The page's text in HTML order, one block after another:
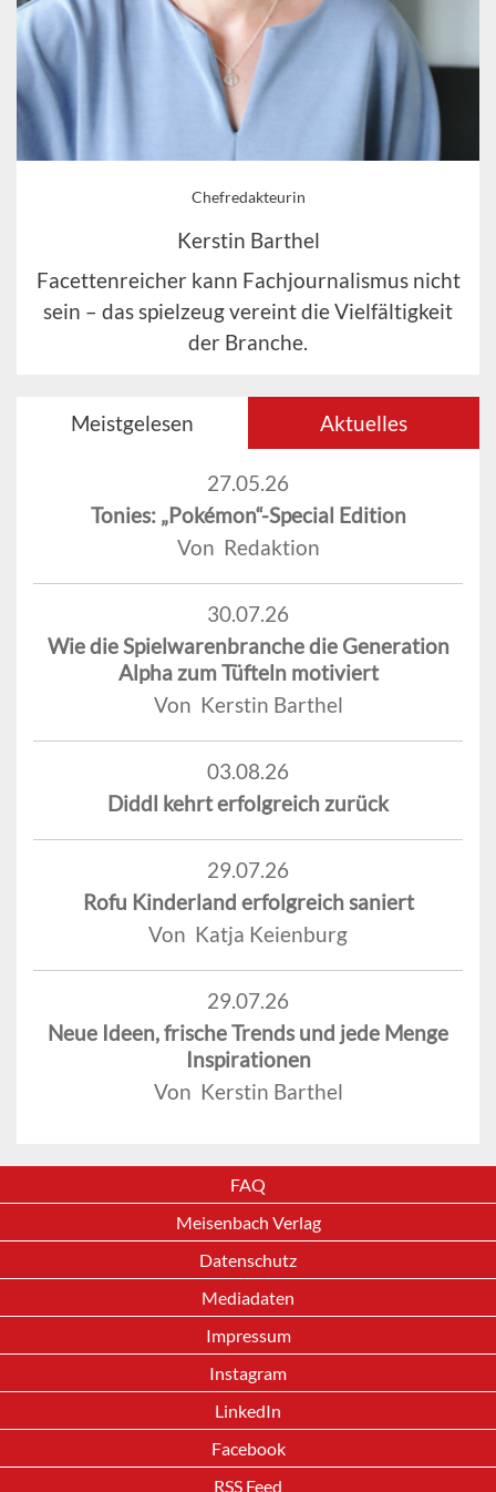
Chefredakteurin
Kerstin Barthel
Facettenreicher kann Fachjournalismus nicht
sein – das spielzeug vereint die Vielfältigkeit
der Branche.
Meistgelesen Aktuelles
27.05.26
Tonies: „Pokémon“-Special Edition
Von Redaktion
30.07.26
Wie die Spielwarenbranche die Generation
Alpha zum Tüfteln motiviert
Von Kerstin Barthel
03.08.26
Diddl kehrt erfolgreich zurück
29.07.26
Rofu Kinderland erfolgreich saniert
Von Katja Keienburg
29.07.26
Neue Ideen, frische Trends und jede Menge
Inspirationen
Von Kerstin Barthel
FAQ
Meisenbach Verlag
Datenschutz
Mediadaten
Impressum
Instagram
LinkedIn
Facebook
RSS Feed